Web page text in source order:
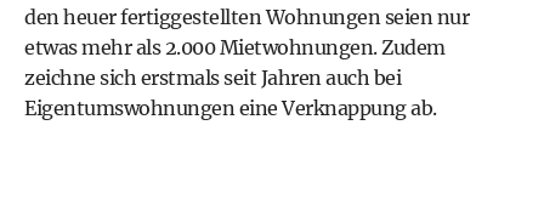
den heuer fertiggestellten Wohnungen seien nur
etwas mehr als 2.000 Mietwohnungen. Zudem
zeichne sich erstmals seit Jahren auch bei
Eigentumswohnungen eine Verknappung ab.